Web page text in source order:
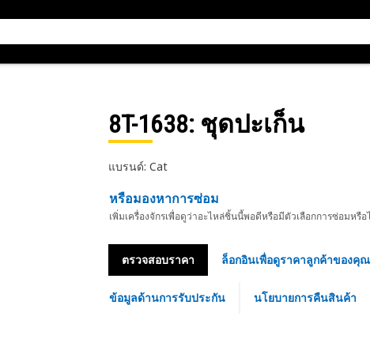
8T-1638: ชุดปะเก็น
แบรนด์: Cat
หรือมองหาการซ่อม
เพิ่มเครื่องจักรเพื่อดูว่าอะไหล่ชิ้นนี้พอดีหรือมีตัวเลือกการซ่อมหรือ
ตรวจสอบราคา ล็อกอินเพื่อดูราคาลูกค้าของคุณ
ข้อมูลด้านการรับประกัน นโยบายการคืนสินค้า